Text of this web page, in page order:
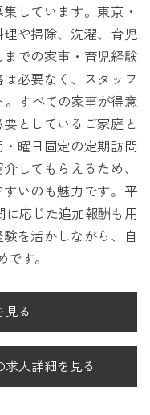
しています。東京・
や掃除、洗濯、育児
での家事・育児経験
必要なく、スタッフ
すべての家事が得意
としているご家庭と
曜日固定の定期訪問
してもらえるため、
いのも魅力です。平
に応じた追加報酬も用
を活かしながら、自
す。
る
人詳細を見る